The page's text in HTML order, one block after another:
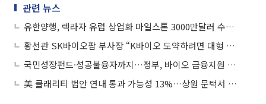
관련 뉴스
유한양행, 렉라자 유럽 상업화 마일스톤 3000만달러 수령…누적 3억달러 넘겨
황선관 SK바이오팜 부사장 “K바이오 도약하려면 대형 펀드·M&A 활성화돼야”
국민성장펀드·성공불융자까지…정부, 바이오 금융지원 강화
美 클래리티 법안 연내 통과 가능성 13%…상원 문턱서 제동